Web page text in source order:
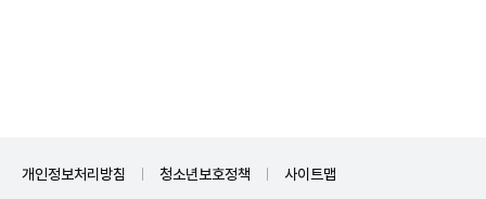
개인정보처리방침 청소년보호정책 사이트맵